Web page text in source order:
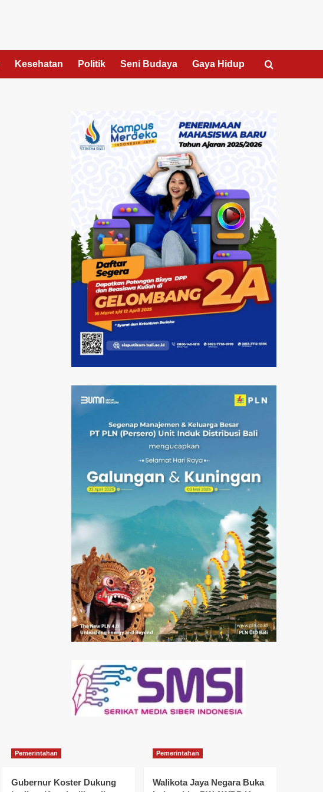
Kesehatan Politik Seni Budaya Gaya Hidup
Pemerintahan
Gubernur Koster Dukung
Pemerintahan
Walikota Jaya Negara Buka